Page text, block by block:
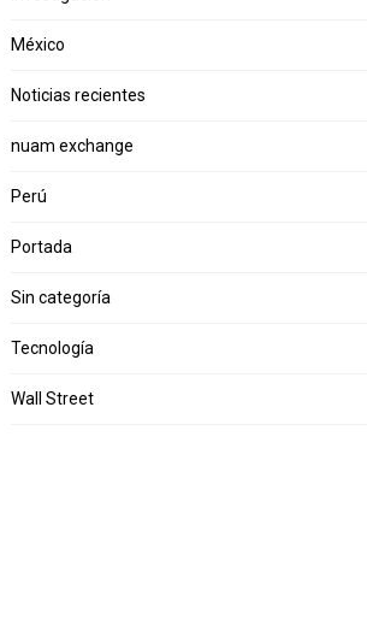
México
Noticias recientes
nuam exchange
Perú
Portada
Sin categoría
Tecnología
Wall Street